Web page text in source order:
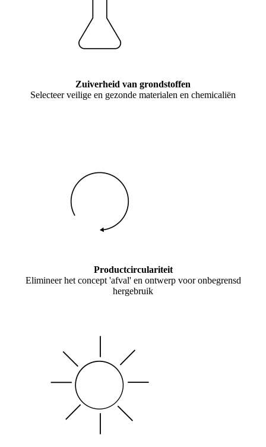
Zuiverheid van grondstoffen
Selecteer veilige en gezonde materialen en chemicaliën
Productcirculariteit
Elimineer het concept 'afval' en ontwerp voor onbegrensd
hergebruik